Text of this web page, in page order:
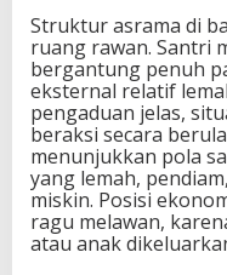
Struktur asrama di
ruang rawan. Santri
bergantung penuh
eksternal relatif
pengaduan jelas,
beraksi secara
menunjukkan pola
yang lemah,
miskin. Posisi
ragu melawan,
atau anak